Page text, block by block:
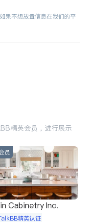
如果不想放置信息在我们的平
精英会员，进行展示
员
Cabinetry Inc.
精英认证